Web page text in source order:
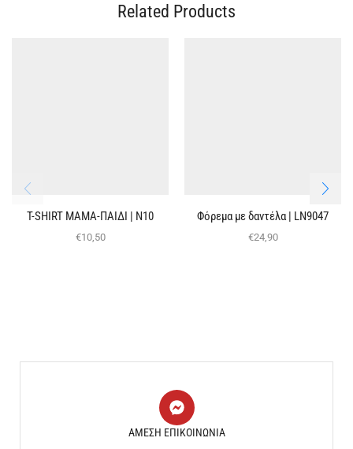
Related Products
T-SHIRT ΜΑΜΑ-ΠΑΙΔΙ | Ν10
€10,50
Φόρεμα με δαντέλα | LN9047
€24,90
ΑΜΕΣΗ ΕΠΙΚΟΙΝΩΝΙΑ